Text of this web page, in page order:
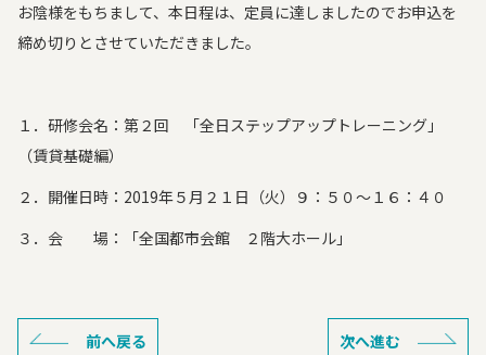
お陰様をもちまして、本日程は、定員に達しましたのでお申込を
締め切りとさせていただきました。
１．研修会名：第２回 「全日ステップアップトレーニング」
（賃貸基礎編）
２．開催日時：2019年５月２１日（火）９：５０～１６：４０
３．会 場：「全国都市会館 ２階大ホール」
前へ戻る 次へ進む